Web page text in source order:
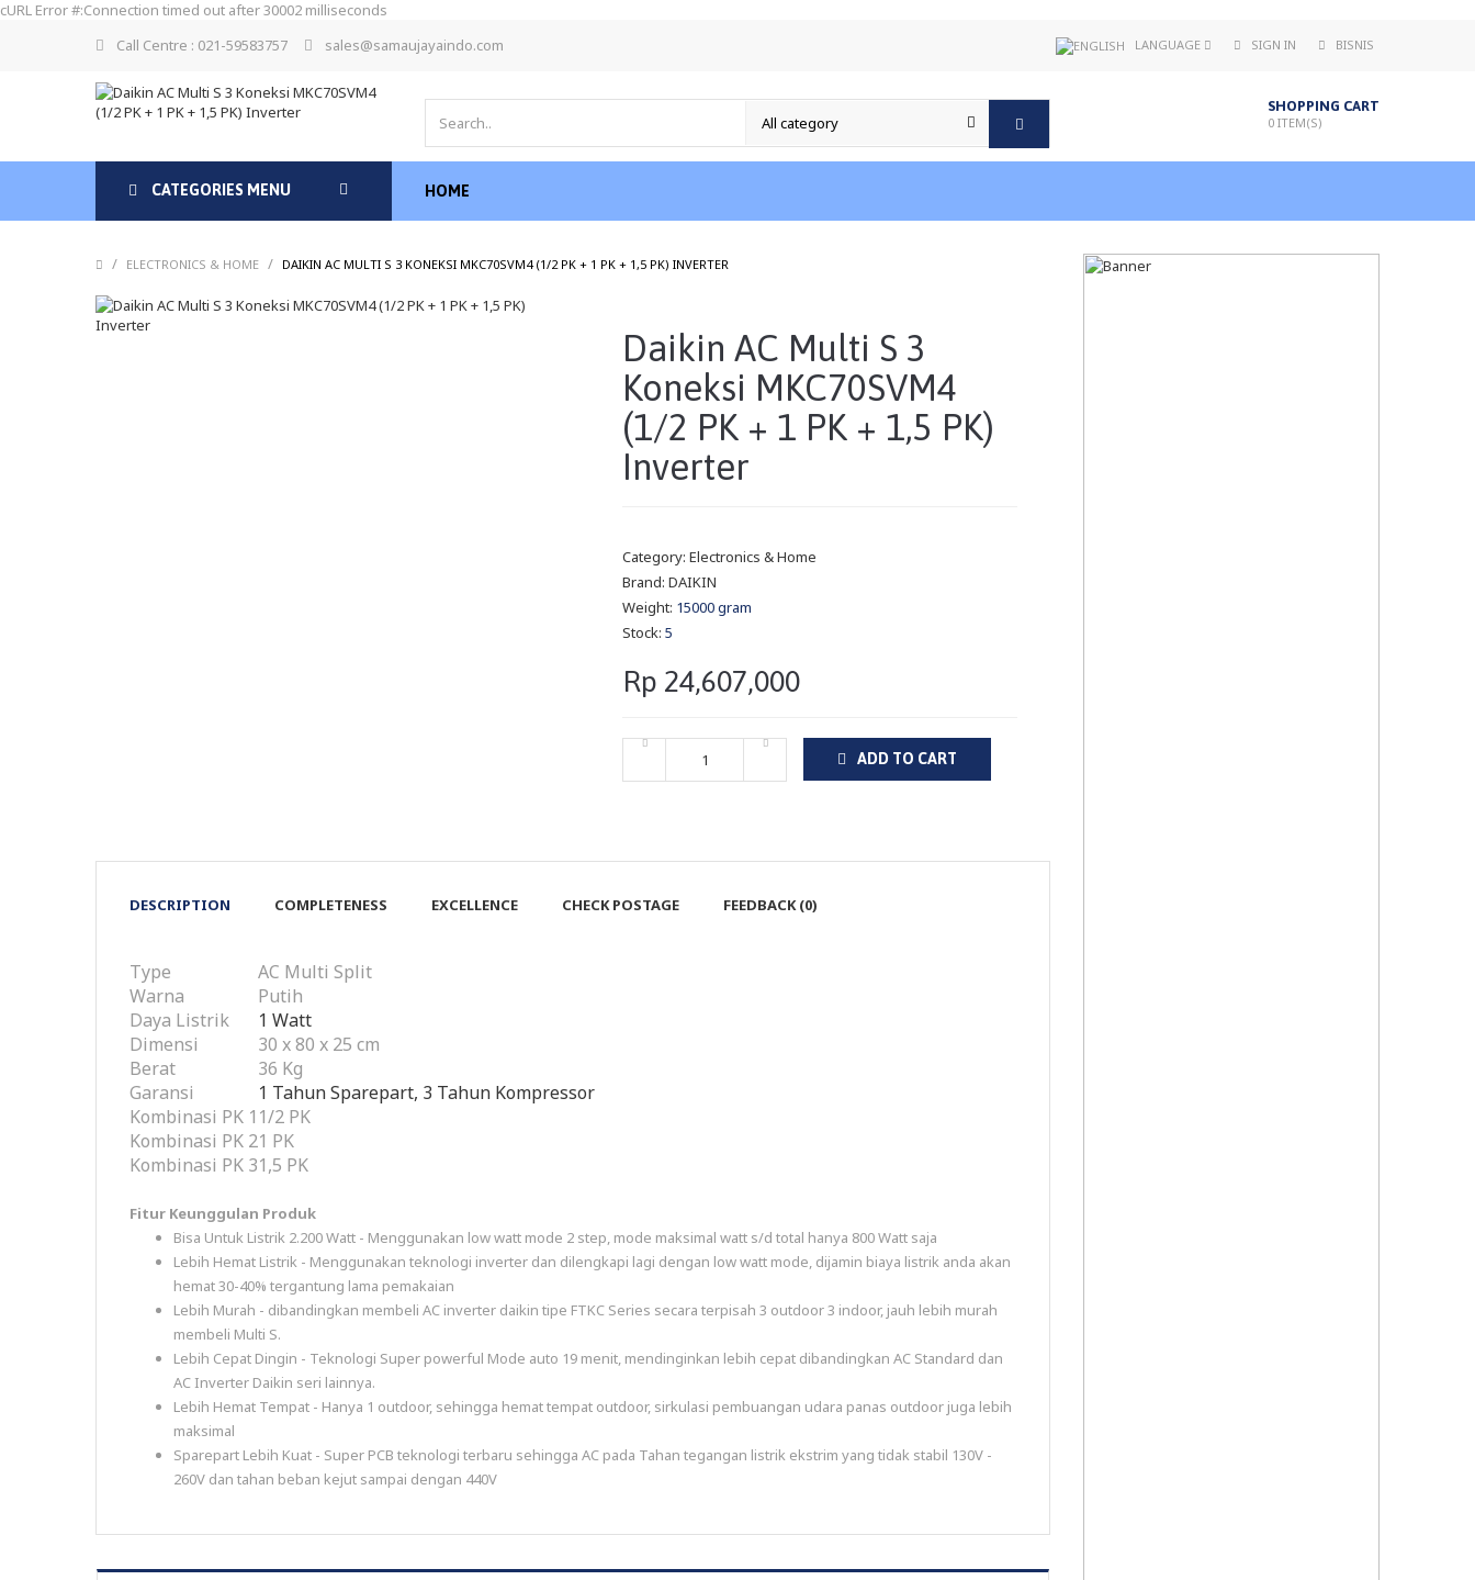
cURL Error #:Connection timed out after 30002 milliseconds
Call Centre : 021-59583757
sales@samaujayaindo.com LANGUAGE SIGN IN BISNIS
SHOPPING CART
0 ITEM(S)
CATEGORIES MENU HOME
/ ELECTRONICS & HOME / DAIKIN AC MULTI S 3 KONEKSI MKC70SVM4 (1/2 PK + 1 PK + 1,5 PK) INVERTER
Daikin AC Multi S 3
Koneksi MKC70SVM4
(1/2 PK + 1 PK + 1,5 PK)
Inverter
Category: Electronics & Home
Brand: DAIKIN
Weight: 15000 gram
Stock: 5
Rp 24,607,000
ADD TO CART
DESCRIPTION COMPLETENESS EXCELLENCE CHECK POSTAGE FEEDBACK (0)
Type
AC Multi Split
Warna
Putih
Daya Listrik
1 Watt
Dimensi
30 x 80 x 25 cm
Berat
36 Kg
Garansi
1 Tahun Sparepart, 3 Tahun Kompressor
Kombinasi PK 1 1/2 PK
Kombinasi PK 21 PK
Kombinasi PK 31,5 PK
Fitur Keunggulan Produk
Bisa Untuk Listrik 2.200 Watt - Menggunakan low watt mode 2 step, mode maksimal watt s/d total hanya 800 Watt saja
Lebih Hemat Listrik - Menggunakan teknologi inverter dan dilengkapi lagi dengan low watt mode, dijamin biaya listrik anda akan
hemat 30-40% tergantung lama pemakaian
Lebih Murah - dibandingkan membeli AC inverter daikin tipe FTKC Series secara terpisah 3 outdoor 3 indoor, jauh lebih murah
membeli Multi S.
Lebih Cepat Dingin - Teknologi Super powerful Mode auto 19 menit, mendinginkan lebih cepat dibandingkan AC Standard dan
AC Inverter Daikin seri lainnya.
Lebih Hemat Tempat - Hanya 1 outdoor, sehingga hemat tempat outdoor, sirkulasi pembuangan udara panas outdoor juga lebih
maksimal
Sparepart Lebih Kuat - Super PCB teknologi terbaru sehingga AC pada Tahan tegangan listrik ekstrim yang tidak stabil 130V -
260V dan tahan beban kejut sampai dengan 440V